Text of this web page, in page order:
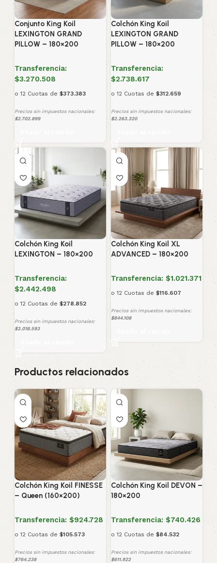
Conjunto King Koil
LEXINGTON GRAND
PILLOW – 180×200
Transferencia:
$3.270.508
o 12 Cuotas de $373.383
Precios sin impuestos nacionales:
$2.702.899
Colchón King Koil
LEXINGTON GRAND
PILLOW – 180×200
Transferencia:
$2.738.617
o 12 Cuotas de $312.659
Precios sin impuestos nacionales:
$2.263.320
Colchón King Koil
LEXINGTON – 180×200
Transferencia:
$2.442.498
o 12 Cuotas de $278.852
Precios sin impuestos nacionales:
$2.018.593
Colchón King Koil XL
ADVANCED – 180×200
Transferencia: $1.021.371
o 12 Cuotas de $116.607
Precios sin impuestos nacionales:
$844.108
Productos relacionados
Colchón King Koil FINESSE
– Queen (160×200)
Transferencia: $924.728
o 12 Cuotas de $105.573
Precios sin impuestos nacionales:
$764.238
Colchón King Koil DEVON –
180×200
Transferencia: $740.426
o 12 Cuotas de $84.532
Precios sin impuestos nacionales:
$611.922